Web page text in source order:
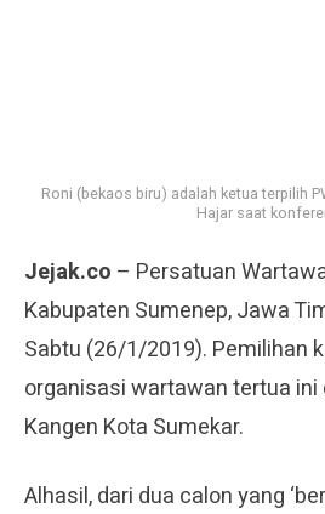
Roni (bekaos biru) adalah ketua terpilih
Hajar saat
Jejak.co – Persatuan
Kabupaten Sumenep, Jawa
Sabtu (26/1/2019). Pemilihan
organisasi wartawan tertua ini
Kangen Kota Sumekar.
Alhasil, dari dua calon yang